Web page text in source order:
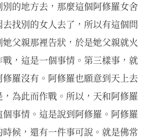
的地方去，那麼這個阿修羅女舍
找別的女人去了，所以有這個問
父親那裡告狀，於是她父親就火
，這是一個事情。第三樣事，就
羅沒有。阿修羅也願意到天上去
為此而作戰。所以，天和阿修羅
事情。這是說到阿修羅。阿修羅
候，還有一件事可說。就是佛常